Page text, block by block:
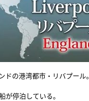
の港湾都市・リバプール。
が停泊している。